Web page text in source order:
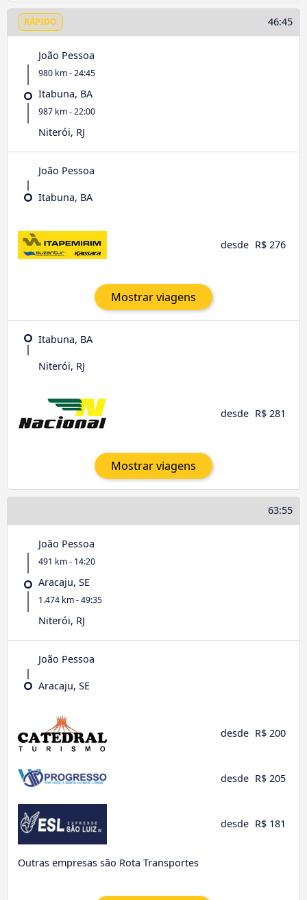
RÁPIDO 46:45
João Pessoa
980 km - 24:45
Itabuna, BA
987 km - 22:00
Niterói, RJ
João Pessoa
Itabuna, BA
desde R$ 276
Mostrar viagens
Itabuna, BA
Niterói, RJ
desde R$ 281
Mostrar viagens
63:55
João Pessoa
491 km - 14:20
Aracaju, SE
1.474 km - 49:35
Niterói, RJ
João Pessoa
Aracaju, SE
desde R$ 200
desde R$ 205
desde R$ 181
Outras empresas são Rota Transportes